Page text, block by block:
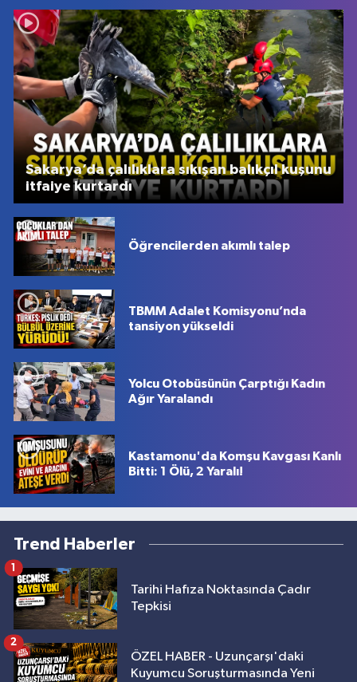
Sakarya’da çalılıklara sıkışan balıkçıl kuşunu
itfaiye kurtardı
Öğrencilerden akımlı talep
TBMM Adalet Komisyonu’nda
tansiyon yükseldi
Yolcu Otobüsünün Çarptığı Kadın
Ağır Yaralandı
Kastamonu'da Komşu Kavgası Kanlı
Bitti: 1 Ölü, 2 Yaralı!
Trend Haberler
Tarihi Hafıza Noktasında Çadır
Tepkisi
1
ÖZEL HABER - Uzunçarşı'daki
Kuyumcu Soruşturmasında Yeni
2